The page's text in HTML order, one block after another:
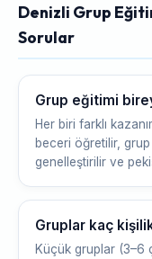
Denizli Grup
Sorular
Grup eğitimi
Her biri farklı
beceri öğretilir,
genelleştirilir ve
Gruplar kaç
Küçük gruplar (3–6